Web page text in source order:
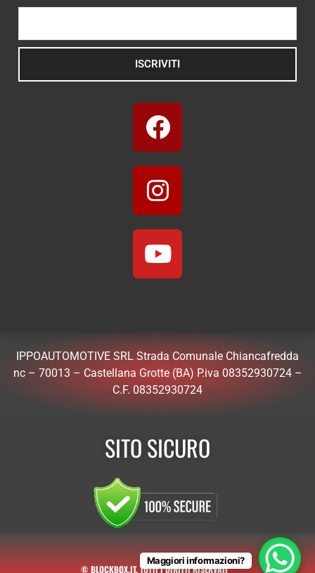
ISCRIVITI
IPPOAUTOMOTIVE SRL Strada Comunale Chiancafredda
nc – 70013 – Castellana Grotte (BA) P.iva 08352930724 –
C.F. 08352930724
SITO SICURO
© BLOCKBOX.IT. TUTTI I DIRITTI RISERVATI
Maggiori informazioni?